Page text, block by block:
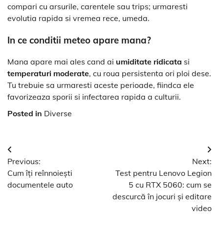
compari cu arsurile, carentele sau trips; urmaresti
evolutia rapida si vremea rece, umeda.
In ce conditii meteo apare mana?
Mana apare mai ales cand ai umiditate ridicata si
temperaturi moderate, cu roua persistenta ori ploi dese.
Tu trebuie sa urmaresti aceste perioade, fiindca ele
favorizeaza sporii si infectarea rapida a culturii.
Posted in Diverse
Navigare
în
articole
Previous:
Cum îți reînnoiești
documentele auto
Next:
Test pentru Lenovo Legion
5 cu RTX 5060: cum se
descurcă în jocuri și editare
video